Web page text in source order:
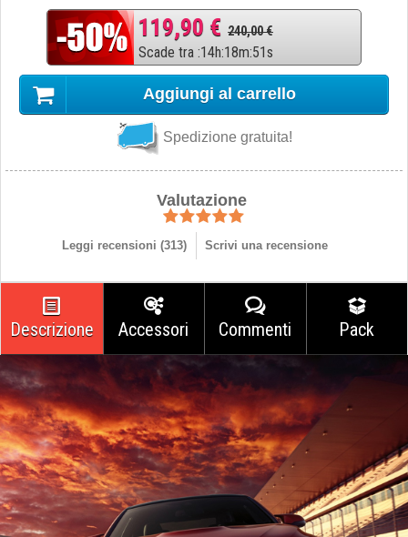
119,90 € 240,00 €
Scade tra :14h:18m:50s
Aggiungi al carrello
Spedizione gratuita!
Valutazione
Leggi recensioni (313) Scrivi una recensione
Descrizione Accessori Commenti Pack